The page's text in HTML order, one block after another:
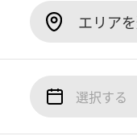
エリア